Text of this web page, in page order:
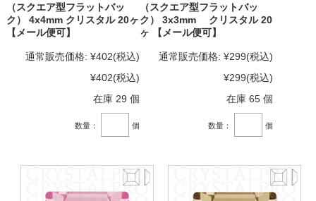
（スクエア型フラットバッ
ク） 4x4mm クリスタル 20ヶ
【メール便可】
通常販売価格: ¥402(税込)
¥402(税込)
在庫 29 個
数量： 個
（スクエア型フラットバッ
ク） 3x3mm クリスタル 20
ヶ 【メール便可】
通常販売価格: ¥299(税込)
¥299(税込)
在庫 65 個
数量： 個